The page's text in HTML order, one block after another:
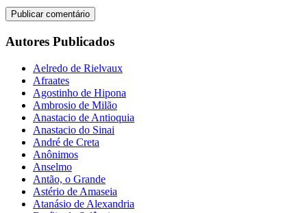
Autores Publicados
Aelredo de Rielvaux
Afraates
Agostinho de Hipona
Ambrosio de Milão
Anastacio de Antioquia
Anastacio do Sinai
André de Creta
Anônimos
Anselmo
Antão, o Grande
Astério de Amaseia
Atanásio de Alexandria